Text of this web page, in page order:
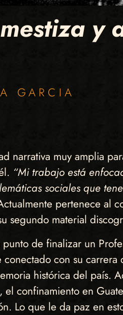
y
GARCIA
muy amplia
“Mi trabajo está
sociales que
pertenece al
segundo material
de finalizar un
con su
histórica del país.
confinamiento en
Lo que le da paz en